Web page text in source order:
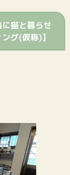
に猫と暮らせ
グ(仮称)】